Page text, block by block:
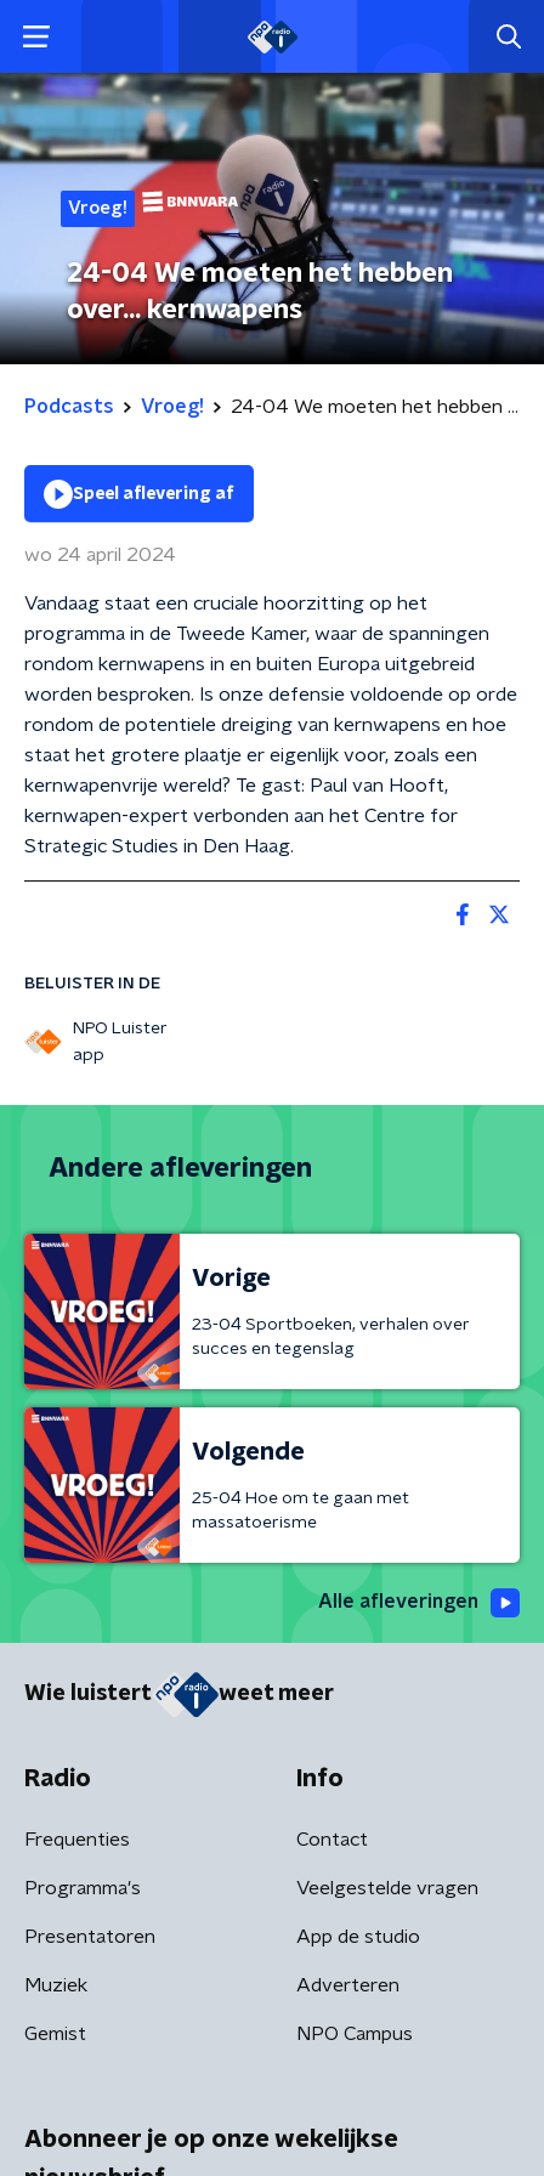
Vroeg!
24-04 We moeten het hebben
over... kernwapens
Podcasts Vroeg! 24-04 We moeten het hebben over... kernwapens
BELUISTER IN DE
NPO Luister
app
Speel aflevering af
wo 24 april 2024
Vandaag staat een cruciale hoorzitting op het
programma in de Tweede Kamer, waar de spanningen
rondom kernwapens in en buiten Europa uitgebreid
worden besproken. Is onze defensie voldoende op orde
rondom de potentiele dreiging van kernwapens en hoe
staat het grotere plaatje er eigenlijk voor, zoals een
kernwapenvrije wereld? Te gast: Paul van Hooft,
kernwapen-expert verbonden aan het Centre for
Strategic Studies in Den Haag.
Andere afleveringen
Vorige
23-04 Sportboeken, verhalen over
succes en tegenslag
Volgende
25-04 Hoe om te gaan met
massatoerisme
Alle afleveringen
Wie luistert weet meer
Radio
Frequenties
Programma's
Presentatoren
Muziek
Gemist
Info
Contact
Veelgestelde vragen
App de studio
Adverteren
NPO Campus
Abonneer je op onze wekelijkse